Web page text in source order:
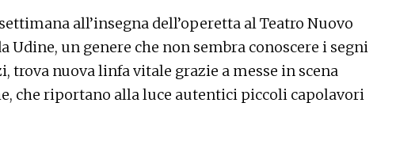
all’insegna dell’operetta al Teatro Nuovo
Udine, un genere che non sembra conoscere i segni
trova nuova linfa vitale grazie a messe in scena
che riportano alla luce autentici piccoli capolavori